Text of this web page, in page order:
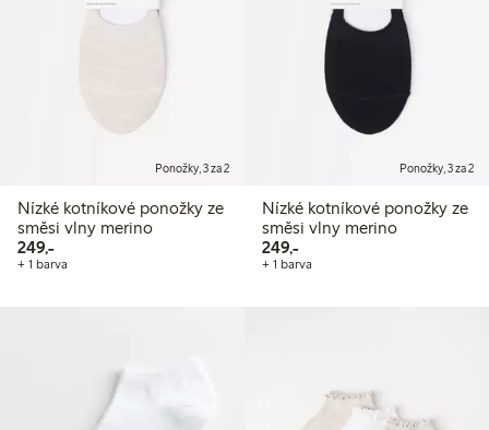
Ponožky, 3 za 2
Nízké kotníkové ponožky ze
směsi vlny merino
249,-249,00 Kč
+ 1 barva
Ponožky, 3 za 2
Nízké kotníkové ponožky ze
směsi vlny merino
249,-249,00 Kč
+ 1 barva